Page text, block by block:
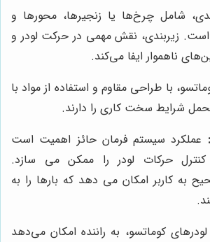
شامل چرخ‌ها یا زنجیرها، محورها و
زیربندی، نقش مهمی در حرکت لودر و
ناهموار ایفا می‌کند.
با طراحی مقاوم و استفاده از مواد با
شرایط سخت کاری را دارند.
عملکرد سیستم فرمان حائز اهمیت است
حرکات لودر را ممکن می سازد.
به کاربر امکان می دهد که بارها را به
کوماتسو، به راننده امکان می‌دهد